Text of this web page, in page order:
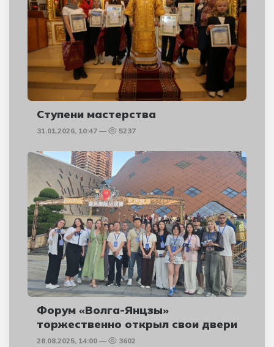
Ступени мастерства
31.01.2026, 10:47 5237
Форум «Волга-Янцзы»
торжественно открыл свои двери
28.08.2025, 14:00 3602